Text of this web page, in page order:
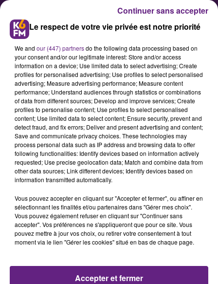
LA VILLE DE DIJON SOUTIENT
L’ELDORADO
La ville de Dijon a souhaité réagir à
la mise en redressement judiciaire
du cinéma d’art et d’essai dijonnais.
Voici son communiqué.
Publié : 17 septembre 2024 à 18h34 par Rédaction
Le respect de votre vie privée est notre priorité
We and our (447) partnersdo the following data processing based on
your consent and/or our legitimate interest: Store and/or access
information on a device; Use limited data to select advertising; Create
profiles for personalised advertising; Use profiles to select personalised
advertising; Measure advertising performance; Measure content
performance; Understand audiences through statistics or combinations
of data from different sources; Develop and improve services; Create
profiles to personalise content; Use profiles to select personalised
content; Use limited data to select content; Ensure security, prevent and
detect fraud, and fix errors; Deliver and present advertising and content;
Save and communicate privacy choices. These technologies may
process personal data such as IP address and browsing data to offer
following functionalities: Identify devices based on information actively
requested; Use precise geolocation data; Match and combine data from
other data sources; Link different devices; Identify devices based on
information transmitted automatically.
Vous pouvez accepter en cliquant sur "Accepter et fermer", ou affiner en
sélectionnant les finalités et/ou partenaires dans "Gérer mes choix".
Vous pouvez également refuser en cliquant sur "Continuer sans
accepter". Vos préférences ne s'appliqueront que pour ce site. Vous
pouvez mettre à jour vos choix, ou retirer votre consentement à tout
moment via le lien "Gérer les cookies" situé en bas de chaque page.
Accepter et fermer
Continuer sans accepter